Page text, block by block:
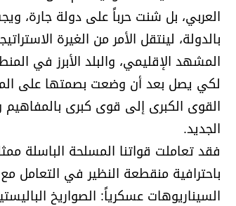
عدد اليوم
مواقيت الصلاة
الأحوال الجوية
العربي، بل شنت حرباً على دولة جارة،
بالدولة، لينتقل الأمر من الغيرة
المشهد الإقليمي، والبلد الأبرز في
لكي يصل بعد أن وضعت بصمتها على
القوى الكبرى إلى قوى كبرى بالمفاهيم
الجديد.
فقد تعاملت قواتنا المسلحة الباسلة
باحترافية منقطعة النظير في